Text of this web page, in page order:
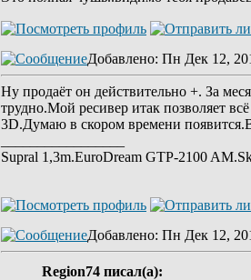
Добавлено: Пн Дек 12,
Ну продаёт он действительно +. За
трудно.Мой ресивер итак позволяет
3D.Думаю в скором времени
Supral 1,3m.ЕuroDream GTP-2100
Добавлено: Пн Дек 12,
Region74 писал(а):